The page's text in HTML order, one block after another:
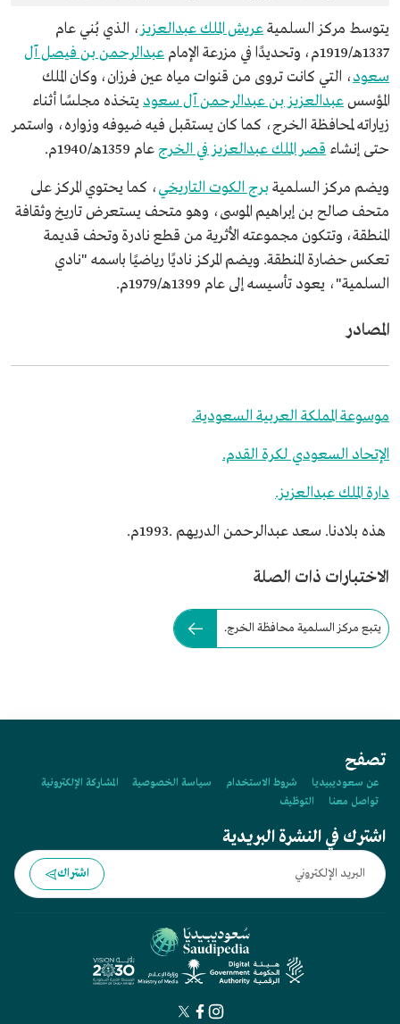
يتوسط مركز السلميةعريش الملك عبدالعزيز، الذي بُني عام
1337هـ/1919م، وتحديدًا في مزرعة الإمام
عبدالرحمن بن فيصل آل
سعود، التي كانت تروى من قنوات مياه عين فرزان، وكان الملك
المؤسسعبدالعزيز بن عبدالرحمن آل سعود يتخذه مجلسًا أثناء
زياراته لمحافظة الخرج، كما كان يستقبل فيه ضيوفه وزواره، واستمر
حتى إنشاء قصر الملك عبدالعزيز في الخرجعام 1359هـ/1940م.
ويضم مركز السلمية برج الكوت التاريخي، كما يحتوي المركز على
متحف صالح بن إبراهيم الموسى، وهو متحف يستعرض تاريخ وثقافة
المنطقة، وتتكون مجموعته الأثرية من قطع نادرة وتحف قديمة
تعكس حضارة المنطقة. ويضم المركز ناديًا رياضيًا باسمه "نادي
السلمية"، يعود تأسيسه إلى عام 1399هـ/1979م.
المصادر
موسوعة المملكة العربية السعودية.
الإتحاد السعودي لكرة القدم.
دارة الملك عبدالعزيز.
هذه بلادنا. سعد عبدالرحمن الدريهم .1993م.
الاختبارات ذات الصلة
يتبع مركز السلمية محافظة الخرج.
تصفح
عن سعوديبيديا شروط الاستخدام سياسة الخصوصية
المشاركة الإلكترونية
تواصل معنا
التوظيف
اشترك في النشرة البريدية
اشتراك